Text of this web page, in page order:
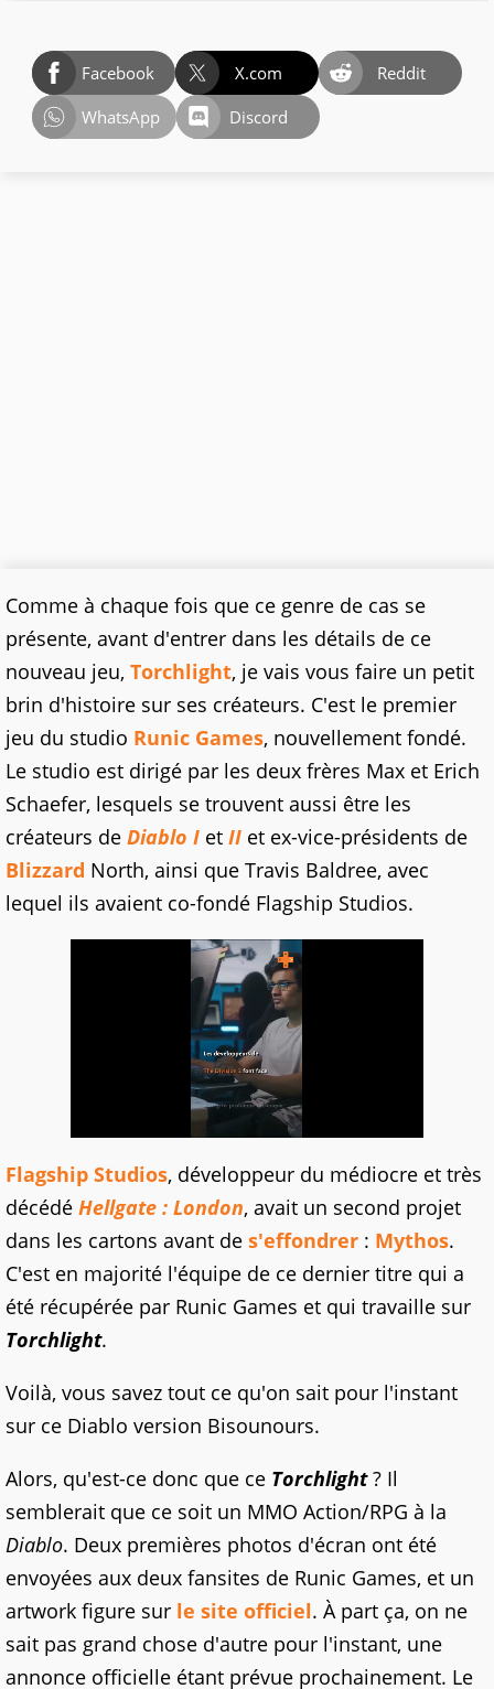
Facebook X.com
Reddit
WhatsApp
Discord
Comme à chaque fois que ce genre de cas se
présente, avant d'entrer dans les détails de ce
nouveau jeu, Torchlight, je vais vous faire un petit
brin d'histoire sur ses créateurs. C'est le premier
jeu du studio Runic Games, nouvellement fondé.
Le studio est dirigé par les deux frères Max et Erich
Schaefer, lesquels se trouvent aussi être les
créateurs de Diablo I et II et ex-vice-présidents de
Blizzard North, ainsi que Travis Baldree, avec
lequel ils avaient co-fondé Flagship Studios.
Flagship Studios, développeur du médiocre et très
décédé Hellgate : London, avait un second projet
dans les cartons avant de s'effondrer : Mythos.
C'est en majorité l'équipe de ce dernier titre qui a
été récupérée par Runic Games et qui travaille sur
Torchlight.
Voilà, vous savez tout ce qu'on sait pour l'instant
sur ce Diablo version Bisounours.
Alors, qu'est-ce donc que ce Torchlight? Il
semblerait que ce soit un MMO Action/RPG à la
Diablo. Deux premières photos d'écran ont été
envoyées aux deux fansites de Runic Games, et un
artwork figure sur le site officiel. À part ça, on ne
sait pas grand chose d'autre pour l'instant, une
annonce officielle étant prévue prochainement. Le